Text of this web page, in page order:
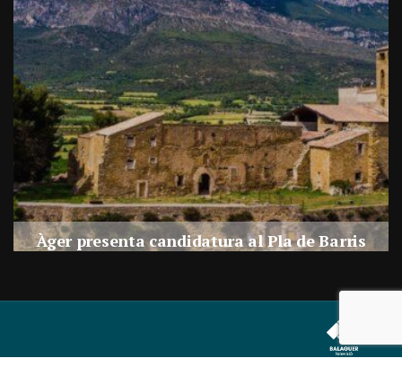
Àger presenta candidatura al Pla de Barris